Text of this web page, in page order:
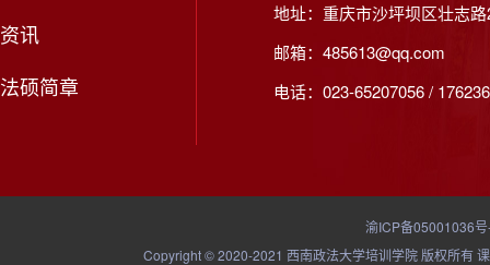
资讯
法硕简章
地址：重庆市沙坪坝区壮志
邮箱：485613@qq.com
电话：023-65207056 /
渝ICP备05001036
Copyright © 2020-2021 西南政法大学培训学院 版权所有